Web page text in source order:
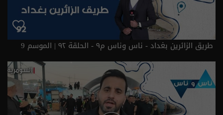
طريق الزائرين بغداد - ناس وناس م٩ - الحلقة ٩٢ | الموسم 9